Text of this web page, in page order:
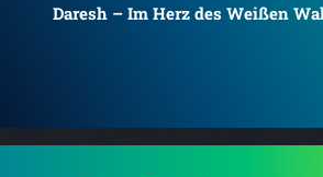
Daresh – Im Tal des Kalten Feuers